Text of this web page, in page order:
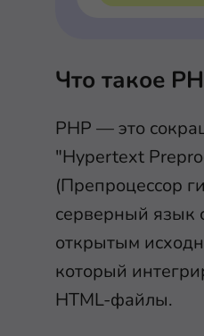
Что такое
PHP — это
"Hypertext
(Препроцессор
серверный язык
открытым
который
HTML-файлы.